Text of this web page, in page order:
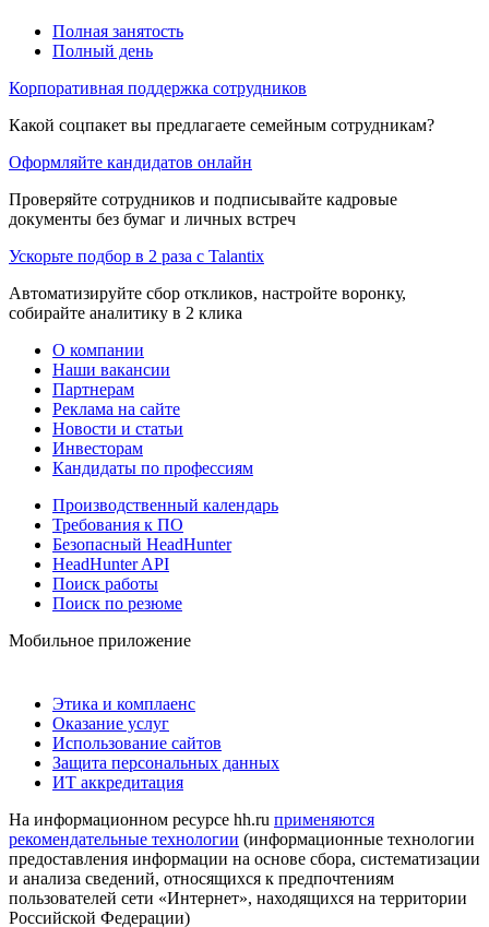
Полная занятость
Полный день
Корпоративная поддержка сотрудников
Какой соцпакет вы предлагаете семейным сотрудникам?
Оформляйте кандидатов онлайн
Проверяйте сотрудников и подписывайте кадровые
документы без бумаг и личных встреч
Ускорьте подбор в 2 раза с Talantix
Автоматизируйте сбор откликов, настройте воронку,
собирайте аналитику в 2 клика
О компании
Наши вакансии
Партнерам
Реклама на сайте
Новости и статьи
Инвесторам
Кандидаты по профессиям
Производственный календарь
Требования к ПО
Безопасный HeadHunter
HeadHunter API
Поиск работы
Поиск по резюме
Мобильное приложение
Этика и комплаенс
Оказание услуг
Использование сайтов
Защита персональных данных
ИТ аккредитация
На информационном ресурсе hh.ru применяются
рекомендательные технологии (информационные технологии
предоставления информации на основе сбора, систематизации
и анализа сведений, относящихся к предпочтениям
пользователей сети «Интернет», находящихся на территории
Российской Федерации)